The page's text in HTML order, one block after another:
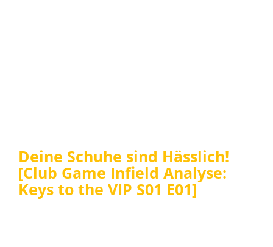
Deine Schuhe sind Hässlich!
[Club Game Infield Analyse:
Keys to the VIP S01 E01]